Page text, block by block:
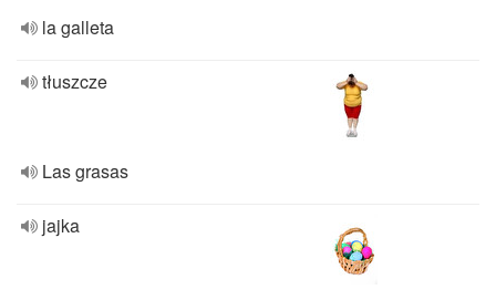
la galleta
tłuszcze
Las grasas
jajka